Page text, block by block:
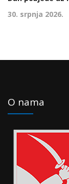
30. srpnja 2026.
O nama